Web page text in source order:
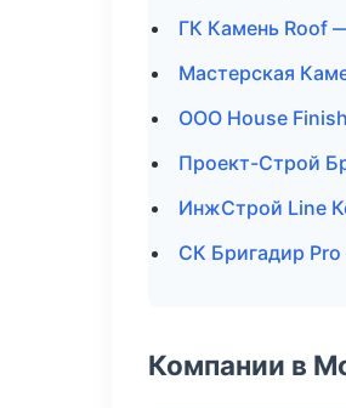
ГК Камень Roof
Мастерская
ООО House
Проект-Строй
ИнжСтрой Line
СК Бригадир
Компании в